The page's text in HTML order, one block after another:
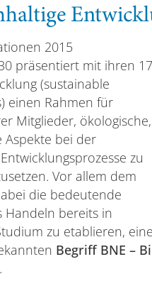
2015
präsentiert mit ihren 17
(sustainable
einen Rahmen für
Mitglieder, ökologische,
Aspekte bei der
zu
Vor allem dem
die bedeutende
Handeln bereits in
zu etablieren,
Begriff BNE –